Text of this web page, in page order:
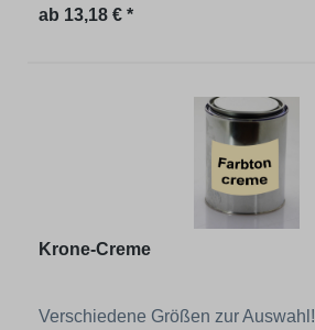
Regulärer Preis:
ab 13,18 € *
Krone-Creme
Verschiedene Größen zur Auswahl!